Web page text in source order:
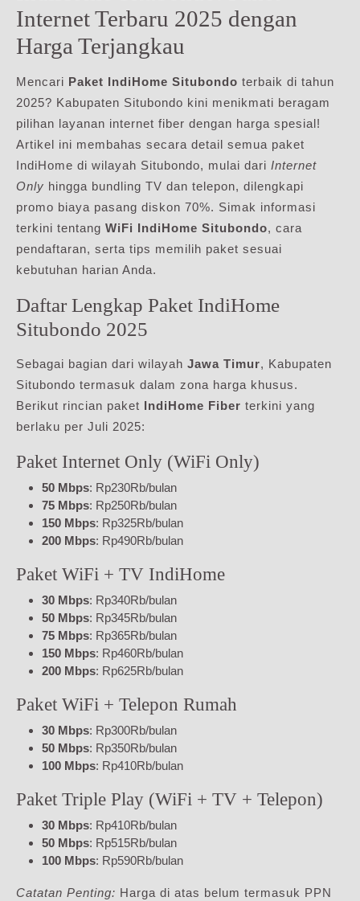
Internet Terbaru 2025 dengan
Harga Terjangkau
Mencari Paket IndiHome Situbondo terbaik di tahun
2025? Kabupaten Situbondo kini menikmati beragam
pilihan layanan internet fiber dengan harga spesial!
Artikel ini membahas secara detail semua paket
IndiHome di wilayah Situbondo, mulai dari Internet
Only hingga bundling TV dan telepon, dilengkapi
promo biaya pasang diskon 70%. Simak informasi
terkini tentang WiFi IndiHome Situbondo, cara
pendaftaran, serta tips memilih paket sesuai
kebutuhan harian Anda.
Daftar Lengkap Paket IndiHome
Situbondo 2025
Sebagai bagian dari wilayah Jawa Timur, Kabupaten
Situbondo termasuk dalam zona harga khusus.
Berikut rincian paket IndiHome Fiber terkini yang
berlaku per Juli 2025:
Paket Internet Only (WiFi Only)
50 Mbps: Rp230Rb/bulan
75 Mbps: Rp250Rb/bulan
150 Mbps: Rp325Rb/bulan
200 Mbps: Rp490Rb/bulan
Paket WiFi + TV IndiHome
30 Mbps: Rp340Rb/bulan
50 Mbps: Rp345Rb/bulan
75 Mbps: Rp365Rb/bulan
150 Mbps: Rp460Rb/bulan
200 Mbps: Rp625Rb/bulan
Paket WiFi + Telepon Rumah
30 Mbps: Rp300Rb/bulan
50 Mbps: Rp350Rb/bulan
100 Mbps: Rp410Rb/bulan
Paket Triple Play (WiFi + TV + Telepon)
30 Mbps: Rp410Rb/bulan
50 Mbps: Rp515Rb/bulan
100 Mbps: Rp590Rb/bulan
Catatan Penting: Harga di atas belum termasuk PPN